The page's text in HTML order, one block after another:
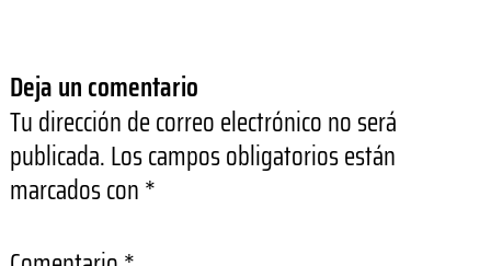
Deja un comentario
Tu dirección de correo electrónico no será
publicada.Los campos obligatorios están
marcados con*